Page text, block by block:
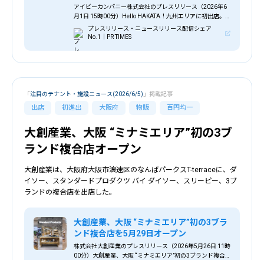
アイビーカンパニー株式会社のプレスリリース（2026年6
月1日 15時00分）Hello HAKATA！九州エリアに初出店。
ニューヨーク発のハンバーガーレストランShake Shack 博
多店が7月下旬にオープン。
プレスリリース・ニュースリリース配信シェア
No.1｜PR TIMES
出店 初進出 大阪府 物販 百円均一
「注目のテナント・施設ニュース(2026/6/5) 」掲載記事
大創産業、大阪 “ミナミエリア”初の3ブ
ランド複合店オープン
大創産業は、大阪府大阪市浪速区のなんばパークスT-terraceに、ダ
イソー、スタンダードプロダクツ バイ ダイソー、スリーピー、3ブ
ランドの複合店を出店した。
大創産業、大阪 “ミナミエリア”初の3ブラ
ンド複合店を5月29日オープン
株式会社大創産業のプレスリリース（2026年5月26日 11時
00分）大創産業、大阪 “ミナミエリア”初の3ブランド複合